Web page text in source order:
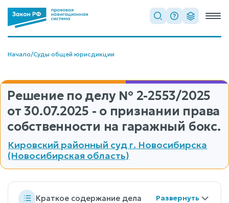
Начало/Суды общей юрисдикции
Решение по делу № 2-2553/2025
от 30.07.2025 - о признании права
собственности на гаражный бокс.
Кировский районный суд г. Новосибирска
(Новосибирская область)
Краткое содержание дела